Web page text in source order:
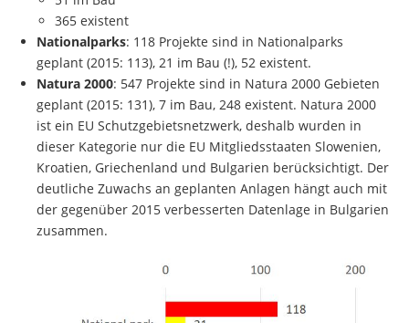
365 existent
Nationalparks: 118 Projekte sind in Nationalparks
geplant (2015: 113), 21 im Bau (!), 52 existent.
Natura 2000: 547 Projekte sind in Natura 2000 Gebieten
geplant (2015: 131), 7 im Bau, 248 existent. Natura 2000
ist ein EU Schutzgebietsnetzwerk, deshalb wurden in
dieser Kategorie nur die EU Mitgliedsstaaten Slowenien,
Kroatien, Griechenland und Bulgarien berücksichtigt. Der
deutliche Zuwachs an geplanten Anlagen hängt auch mit
der gegenüber 2015 verbesserten Datenlage in Bulgarien
zusammen.